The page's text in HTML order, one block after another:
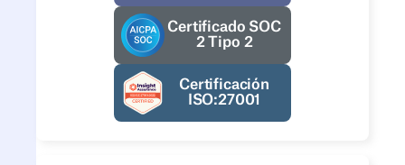
Certificado SOC
2 Tipo 2
Certificación
ISO:27001